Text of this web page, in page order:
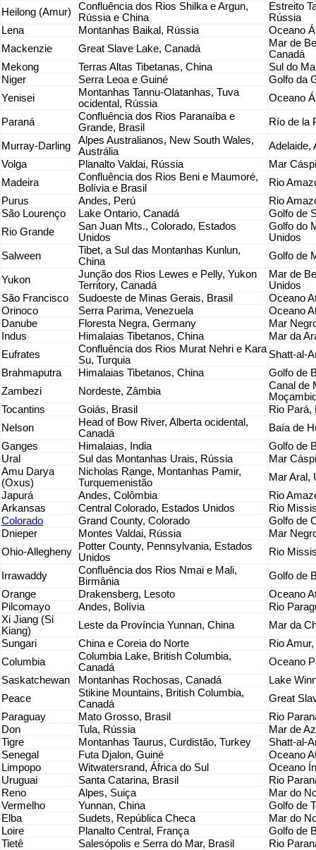
Heilong (Amur)
Confluência dos Rios Shilka e Argun,
Rússia e China
Estreito
Rússia
Lena
Montanhas Baikal, Rússia
Oceano
Mackenzie
Great Slave Lake, Canadá
Mar de
Canadá
Mekong
Terras Altas Tibetanas, China
Sul do
Niger
Serra Leoa e Guiné
Golfo da
Yenisei
Montanhas Tannu-Olatanhas, Tuva
ocidental, Rússia
Oceano
Paraná
Confluência dos Rios Paranaíba e
Grande, Brasil
Río de la
Murray-Darling
Alpes Australianos, New South Wales,
Austrália
Adelaide,
Volga
Planalto Valdai, Rússia
Mar
Madeira
Confluência dos Rios Beni e Maumoré,
Bolívia e Brasil
Rio
Purus
Andes, Perú
Rio
São Lourenço
Lake Ontario, Canadá
Golfo de
Rio Grande
San Juan Mts., Colorado, Estados
Unidos
Golfo do
Unidos
Salween
Tibet, a Sul das Montanhas Kunlun,
China
Golfo de
Yukon
Junção dos Rios Lewes e Pelly, Yukon
Territory, Canadá
Mar de
Unidos
São Francisco
Sudoeste de Minas Gerais, Brasil
Oceano
Orinoco
Serra Parima, Venezuela
Oceano
Danube
Floresta Negra, Germany
Mar
Indus
Himalaias Tibetanos, China
Mar da
Eufrates
Confluência dos Rios Murat Nehri e Kara
Su, Turquia
Shatt-al-
Brahmaputra
Himalaias Tibetanos, China
Golfo de
Zambezi
Nordeste, Zâmbia
Canal de
Tocantins
Goiás, Brasil
Rio Pará,
Nelson
Head of Bow River, Alberta ocidental,
Canadá
Baía de
Ganges
Himalaias, India
Golfo de
Ural
Sul das Montanhas Urais, Rússia
Mar
Amu Darya
(Oxus)
Nicholas Range, Montanhas Pamir,
Turquemenistão
Mar Aral,
Japurá
Andes, Colômbia
Rio
Arkansas
Central Colorado, Estados Unidos
Rio
Colorado
Grand County, Colorado
Golfo de
Dnieper
Montes Valdai, Rússia
Mar
Ohio-Allegheny
Potter County, Pennsylvania, Estados
Unidos
Rio
Irrawaddy
Confluência dos Rios Nmai e Mali,
Birmânia
Golfo de
Orange
Drakensberg, Lesoto
Oceano
Pilcomayo
Andes, Bolívia
Rio
Xi Jiang (Si
Kiang)
Leste da Província Yunnan, China
Mar da
Sungari
China e Coreia do Norte
Rio
Columbia
Columbia Lake, British Columbia,
Canadá
Oceano
Saskatchewan
Montanhas Rochosas, Canadá
Lake
Peace
Stikine Mountains, British Columbia,
Canadá
Great
Paraguay
Mato Grosso, Brasil
Rio
Don
Tula, Rússia
Mar de
Tigre
Montanhas Taurus, Curdistão, Turkey
Shatt-al-
Senegal
Futa Djalon, Guiné
Oceano
Limpopo
Witwatersrand, África do Sul
Oceano
Uruguai
Santa Catarina, Brasil
Rio
Reno
Alpes, Suiça
Mar do
Vermelho
Yunnan, China
Golfo de
Elba
Sudets, República Checa
Mar do
Loire
Planalto Central, França
Golfo de
Tietê
Salesópolis e Serra do Mar, Brasil
Rio